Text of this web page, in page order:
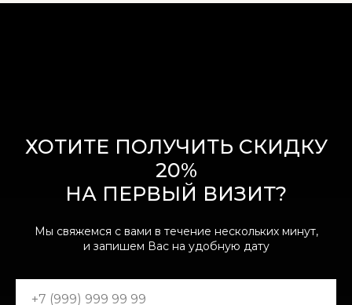
ХОТИТЕ ПОЛУЧИТЬ СКИДКУ
20%
НА ПЕРВЫЙ ВИЗИТ?
Мы свяжемся с вами в течение нескольких минут,
и запишем Вас на удобную дату